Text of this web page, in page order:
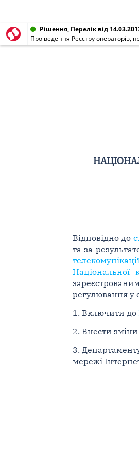
Рішення, Перелік від
Про ведення Реєстру операторів,
Відповідно до
та за
Національної
регулювання у
1. Включити до
2. Внести
3.
мережі